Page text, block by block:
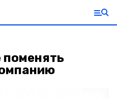
поменять